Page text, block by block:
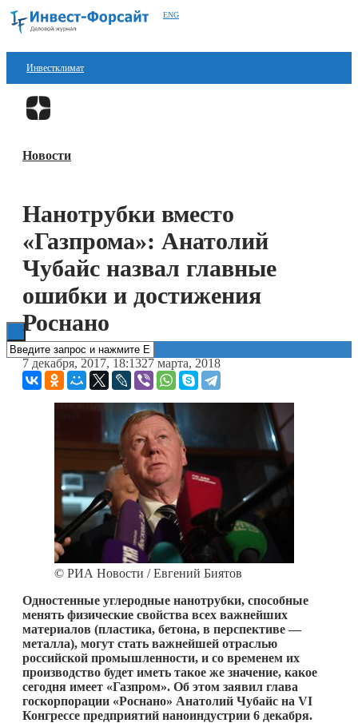
ENG
Инвестклимат
Финансы
Блокчейн
ESG
Книги
Новости
Нанотрубки вместо
«Газпрома»: Анатолий
Чубайс назвал главные
ошибки и достижения
Роснано
7 декабря, 2017, 18:1327 марта, 2018
© РИА Новости / Евгений Биятов
Одностенные углеродные нанотрубки, способные
менять физические свойства всех важнейших
материалов (пластика, бетона, в перспективе —
металла), могут стать важнейшей отраслью
российской промышленности, и со временем их
производство будет иметь такое же значение, какое
сегодня имеет «Газпром». Об этом заявил глава
госкорпорации «Роснано» Анатолий Чубайс на VI
Конгрессе предприятий наноиндустрии 6 декабря.